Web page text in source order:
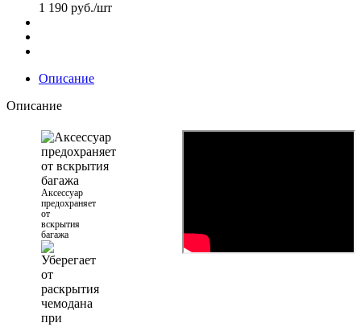
1 190 руб./шт
Описание
Описание
Аксессуар
предохраняет
от
вскрытия
багажа